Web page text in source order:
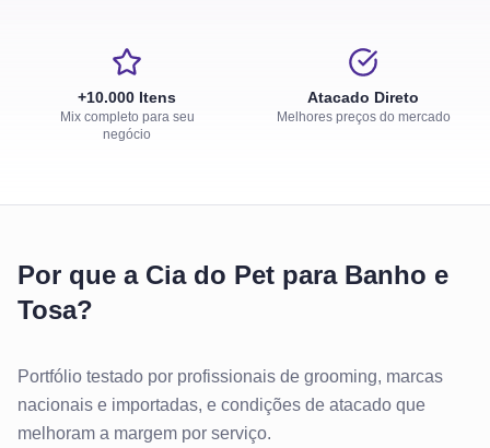
+10.000 Itens
Mix completo para seu
negócio
Atacado Direto
Melhores preços do mercado
Por que a Cia do Pet para Banho e
Tosa?
Portfólio testado por profissionais de grooming, marcas
nacionais e importadas, e condições de atacado que
melhoram a margem por serviço.